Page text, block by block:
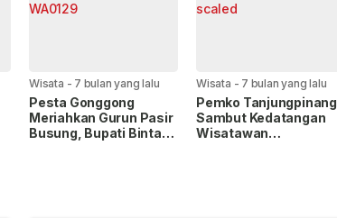
Wisata - 7 bulan yang lalu
Pesta Gonggong
Meriahkan Gurun Pasir
Busung, Bupati Bintan
Wisata - 7 bulan yang lalu
Pemko Tanjungpinang
Sambut Kedatangan
Wisatawan